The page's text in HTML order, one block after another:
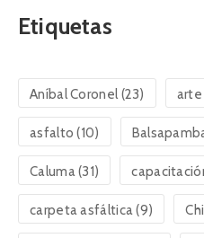
Etiquetas
Aníbal Coronel (23) arte
asfalto (10)
Caluma (31)
carpeta asfáltica (9)